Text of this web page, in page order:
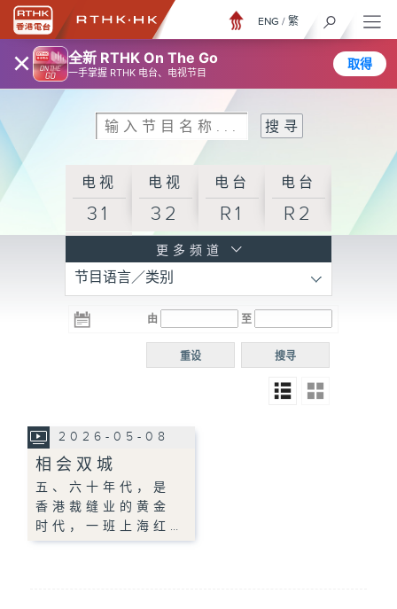
× 全新 RTHK On The Go
一手掌握 RTHK 电台、电视节目
取得
ENG / 繁
电视
31
电视
32
电台
R1
电台
R2
R3
电台 电台
R5
电台
普通
更多频道
节目语言／类别
由 至
搜寻
重设
2026-05-08
相会双城
五、六十年代，是
香港裁缝业的黄金
时代，一班上海红…